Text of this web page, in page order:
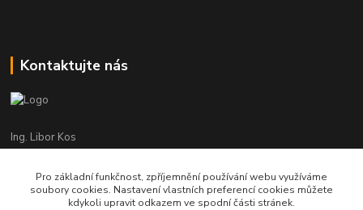
Kontaktujte nás
Ing. Libor Kos
+420 601 555 225
(Po-Pá: 8-17:00 hod.)
info@infrasystemy.cz
Pro základní funkčnost, zpříjemnění používání webu využíváme
soubory cookies. Nastavení vlastních preferencí cookies můžete
kdykoli upravit odkazem ve spodní části stránek.